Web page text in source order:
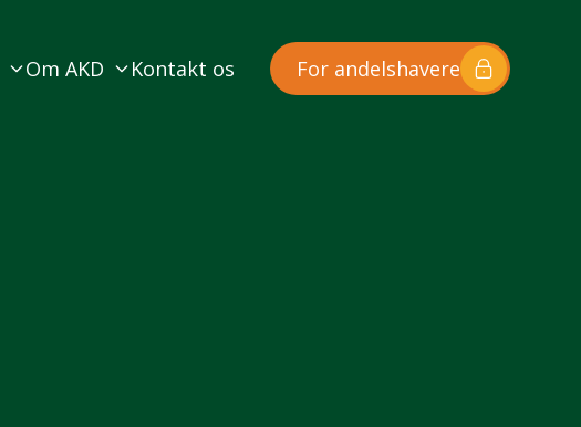
Om AKD Kontakt os For andelshavere